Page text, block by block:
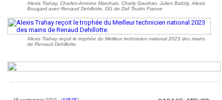
Alexis Trahay, Charles-Antoine Marchais, Charly Gauthier, Julien Baltzly, Alexis
Bougard avec Renaud Dehillotte, DG de Daf Trucks France
Alexis Trahay reçoit le trophée du Meilleur technicien national 2023 des mains
de Renaud Dehillotte.